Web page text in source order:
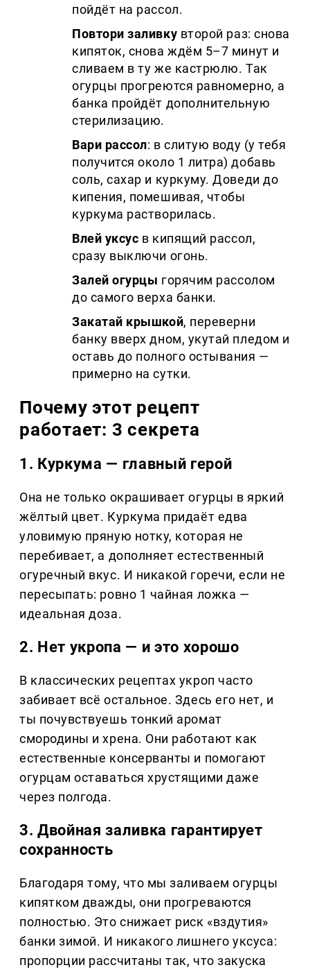
пойдёт на рассол.
Повтори заливку второй раз: снова
кипяток, снова ждём 5–7 минут и
сливаем в ту же кастрюлю. Так
огурцы прогреются равномерно, а
банка пройдёт дополнительную
стерилизацию.
Вари рассол: в слитую воду (у тебя
получится около 1 литра) добавь
соль, сахар и куркуму. Доведи до
кипения, помешивая, чтобы
куркума растворилась.
Влей уксус в кипящий рассол,
сразу выключи огонь.
Залей огурцы горячим рассолом
до самого верха банки.
Закатай крышкой, переверни
банку вверх дном, укутай пледом и
оставь до полного остывания —
примерно на сутки.
Почему этот рецепт
работает: 3 секрета
1. Куркума — главный герой
Она не только окрашивает огурцы в яркий
жёлтый цвет. Куркума придаёт едва
уловимую пряную нотку, которая не
перебивает, а дополняет естественный
огуречный вкус. И никакой горечи, если не
пересыпать: ровно 1 чайная ложка —
идеальная доза.
2. Нет укропа — и это хорошо
В классических рецептах укроп часто
забивает всё остальное. Здесь его нет, и
ты почувствуешь тонкий аромат
смородины и хрена. Они работают как
естественные консерванты и помогают
огурцам оставаться хрустящими даже
через полгода.
3. Двойная заливка гарантирует
сохранность
Благодаря тому, что мы заливаем огурцы
кипятком дважды, они прогреваются
полностью. Это снижает риск «вздутия»
банки зимой. И никакого лишнего уксуса:
пропорции рассчитаны так, что закуска